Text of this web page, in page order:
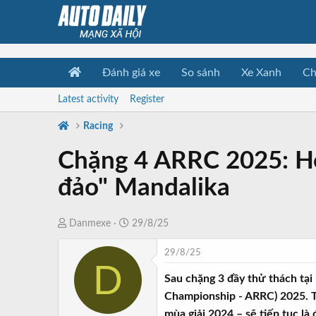
Đánh giá xe So sánh Xe Xanh
Latest activity Register
Racing
Chặng 4 ARRC 2025:
đảo" Mandalika
T
Danmexe
N
à
ắ
29/8/25
D
29/8/25
Sau chặng 3 đầy thử thách tại
Championship - ARRC)